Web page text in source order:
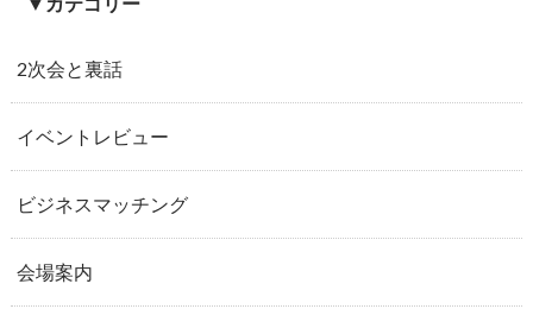
2次会と裏話
イベントレビュー
ビジネスマッチング
会場案内